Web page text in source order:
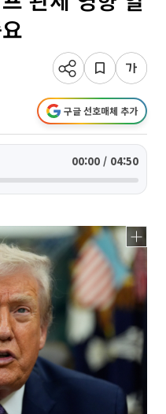
구글 선호매체 추가
00:00 / 04:50